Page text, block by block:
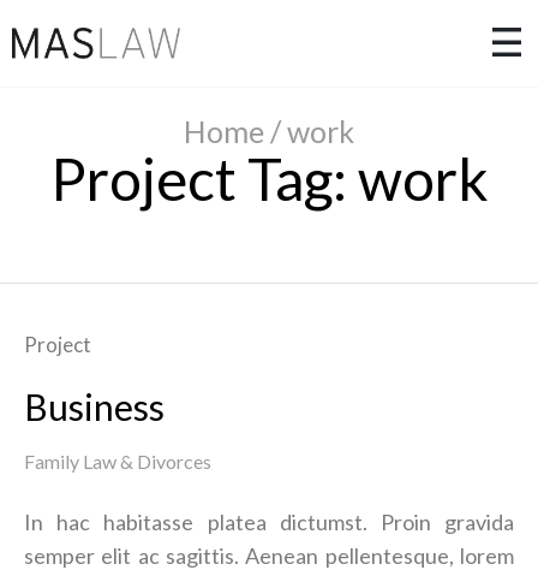
Home/work
Project Tag: work
Project
Business
Family Law & Divorces
In hac habitasse platea dictumst. Proin gravida
semper elit ac sagittis. Aenean pellentesque, lorem